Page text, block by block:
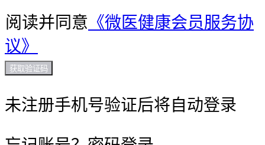
阅读并同意 《微医健康会员服务协
议》
获取验证码
未注册手机号验证后将自动登录